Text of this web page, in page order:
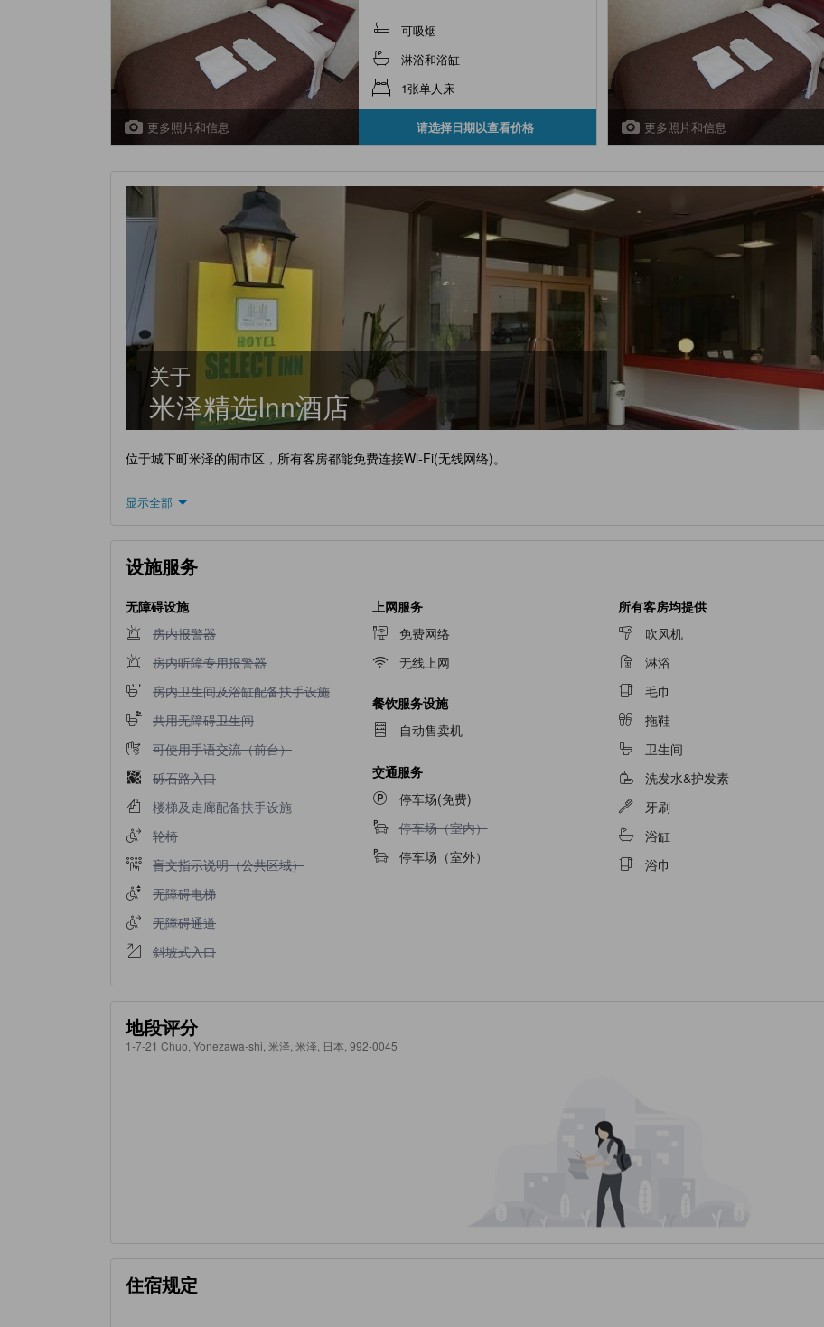
更多照片和信息
可吸烟
淋浴和浴缸
1张单人床
请选择日期以查看价格 更多照片和信息
关于
米泽精选Inn酒店
位于城下町米泽的闹市区，所有客房都能免费连接Wi-Fi(无线网络)。
显示全部
设施服务
无障碍设施
不提供房内报警器
房内报警器
不提供房内听障专用报警器
房内听障专用报警器
不提供房内卫生间及浴缸配备扶手设施
房内卫生间及浴缸配备扶手设施
不提供共用无障碍卫生间
共用无障碍卫生间
不提供可使用手语交流（前台）
可使用手语交流（前台）
不提供砾石路入口
砾石路入口
不提供楼梯及走廊配备扶手设施
楼梯及走廊配备扶手设施
不提供轮椅
轮椅
不提供盲文指示说明（公共区域）
盲文指示说明（公共区域）
不提供无障碍电梯
无障碍电梯
不提供无障碍通道
无障碍通道
不提供斜坡式入口
斜坡式入口
上网服务
免费网络
无线上网
餐饮服务设施
自动售卖机
交通服务
停车场(免费)
不提供停车场（室内）
停车场（室内）
停车场（室外）
所有客房均提供
吹风机
淋浴
毛巾
拖鞋
卫生间
洗发水&护发素
牙刷
浴缸
浴巾
地段评分
1-7-21 Chuo, Yonezawa-shi, 米泽, 米泽, 日本, 992-0045
住宿规定